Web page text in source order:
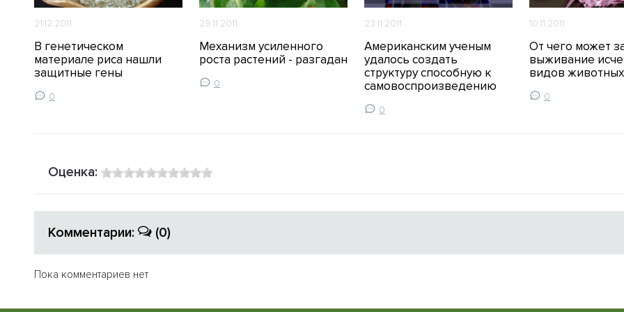
21.12.2011
В генетическом
материале риса нашли
защитные гены
0
29.11.2011
Механизм усиленного
роста растений - разгадан
0
23.11.2011
Американским ученым
удалось создать
структуру способную к
самовоспроизведению
0
10.11.2011
От чего может
выживание
видов животных
0
Оценка:
Комментарии: (0)
Пока комментариев нет